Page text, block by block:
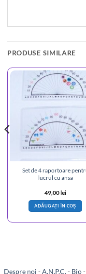
PRODUSE SIMILARE
Set de 4 raportoare
lucrul cu ansa
49,00lei
ADĂUGAȚI ÎN COȘ
Despre noi -A.N.P.C.- Bio-